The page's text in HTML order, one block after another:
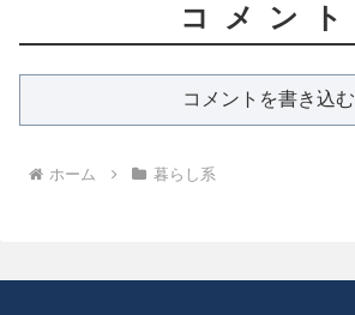
コメント
コメントを書き込む
ホーム 暮らし系